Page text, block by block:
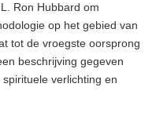
Ron Hubbard om
op het gebied van
tot de vroegste oorsprong
beschrijving gegeven
verlichting en